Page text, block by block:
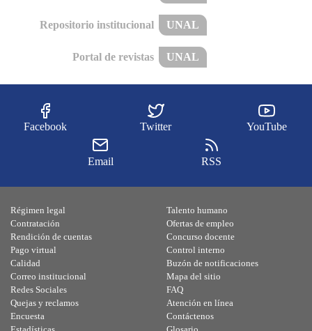
Repositorio institucional UNAL
Portal de revistas UNAL
Facebook Twitter YouTube
Email RSS
Régimen legal
Contratación
Rendición de cuentas
Pago virtual
Calidad
Talento humano
Ofertas de empleo
Concurso docente
Control interno
Buzón de notificaciones
Correo institucional
Redes Sociales
Quejas y reclamos
Encuesta
Mapa del sitio
FAQ
Atención en línea
Contáctenos